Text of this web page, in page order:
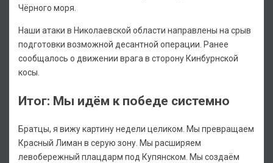
Чёрного моря.
Наши атаки в Николаевской области направлены на срыв
подготовки возможной десантной операции. Ранее
сообщалось о движении врага в сторону Кинбурнской
косы.
Итог: Мы идём к победе системно
Братцы, я вижу картину недели целиком. Мы превращаем
Красный Лиман в серую зону. Мы расширяем
левобережный плацдарм под Купянском. Мы создаём